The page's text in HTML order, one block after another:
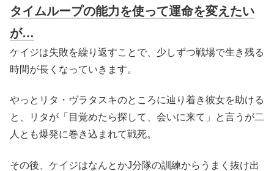
タイムループの能力を使って運命を変えたい
が…
ケイジは失敗を繰り返すことで、少しずつ戦場で生き残る
時間が長くなっていきます。
やっとリタ・ヴラタスキのところに辿り着き彼女を助ける
と、リタが「目覚めたら探して、会いに来て」と言うが二
人とも爆発に巻き込まれて戦死。
その後、ケイジはなんとかJ分隊の訓練からうまく抜け出